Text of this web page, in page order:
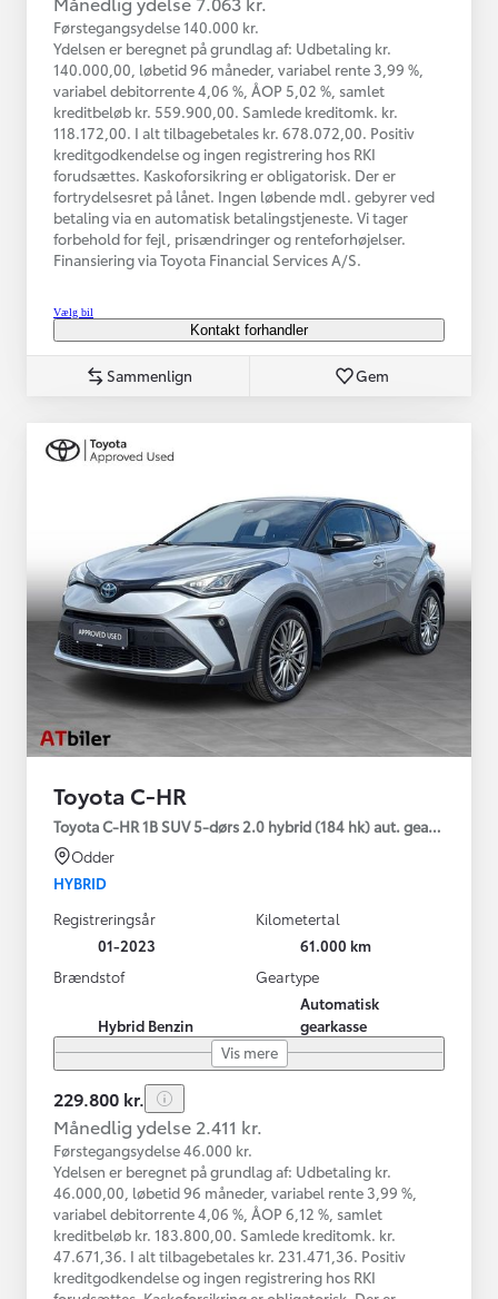
Førstegangsydelse 140.000 kr.
Ydelsen er beregnet på grundlag af: Udbetaling kr.
140.000,00, løbetid 96 måneder, variabel rente 3,99 %,
variabel debitorrente 4,06 %, ÅOP 5,02 %, samlet
kreditbeløb kr. 559.900,00. Samlede kreditomk. kr.
118.172,00. I alt tilbagebetales kr. 678.072,00. Positiv
kreditgodkendelse og ingen registrering hos RKI
forudsættes. Kaskoforsikring er obligatorisk. Der er
fortrydelsesret på lånet. Ingen løbende mdl. gebyrer ved
betaling via en automatisk betalingstjeneste. Vi tager
forbehold for fejl, prisændringer og renteforhøjelser.
Finansiering via Toyota Financial Services A/S.
Vælg bil
Kontakt forhandler
Sammenlign Gem
Toyota C-HR
Toyota C-HR 1B SUV 5-dørs 2.0 hybrid (184 hk) aut. gear C-HIC
Odder
HYBRID
Registreringsår
01-2023
Kilometertal
61.000 km
Brændstof
Hybrid Benzin
Geartype
Automatisk
gearkasse
Vis mere
229.800 kr.
Månedlig ydelse 2.411 kr.
Førstegangsydelse 46.000 kr.
Ydelsen er beregnet på grundlag af: Udbetaling kr.
46.000,00, løbetid 96 måneder, variabel rente 3,99 %,
variabel debitorrente 4,06 %, ÅOP 6,12 %, samlet
kreditbeløb kr. 183.800,00. Samlede kreditomk. kr.
47.671,36. I alt tilbagebetales kr. 231.471,36. Positiv
kreditgodkendelse og ingen registrering hos RKI